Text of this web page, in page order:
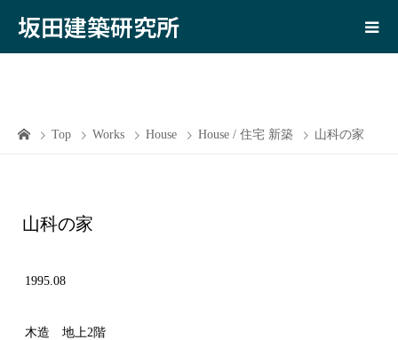
坂田建築研究所
Top Works House House / 住宅 新築 山科の家
山科の家
1995.08
木造 地上2階